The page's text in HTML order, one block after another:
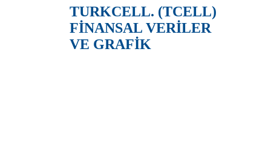
TURKCELL. (TCELL)
FİNANSAL VERİLER
VE GRAFİK